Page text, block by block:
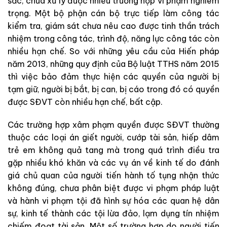
trọng. Một bộ phận cán bộ trực tiếp làm công tác
kiểm tra, giám sát chưa nêu cao được tinh thần trách
nhiệm trong công tác, trình độ, năng lực công tác còn
nhiều hạn chế. So với những yêu cầu của Hiến pháp
năm 2013, những quy định của Bộ luật TTHS năm 2015
thì việc bảo đảm thực hiện các quyền của người bị
tạm giữ, người bị bắt, bị can, bị cáo trong đó có quyền
được SĐVT còn nhiều hạn chế, bất cập.
Các trường hợp xâm phạm quyền được SĐVT thường
thuộc các loại án giết người, cướp tài sản, hiếp dâm
trẻ em không quả tang mà trong quá trình điều tra
gặp nhiều khó khăn và các vụ án về kinh tế do đánh
giá chủ quan của người tiến hành tố tụng nhận thức
không đúng, chưa phân biệt được vi phạm pháp luật
và hành vi phạm tội đã hình sự hóa các quan hệ dân
sự, kinh tế thành các tội lừa đảo, lạm dụng tín nhiệm